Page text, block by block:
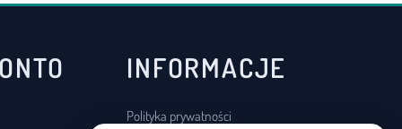
INFORMACJE
Polityka prywatności